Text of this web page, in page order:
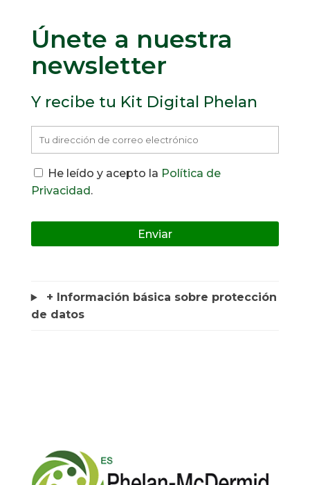
Únete a nuestra
newsletter
Y recibe tu Kit Digital Phelan
He leído y acepto la Política de
Privacidad.
+ Información básica sobre protección
de datos